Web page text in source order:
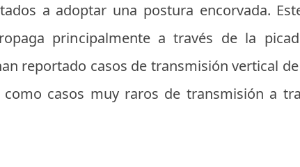
a adoptar una postura encorvada.
principalmente a través de la
reportado casos de transmisión vertical
casos muy raros de transmisión a